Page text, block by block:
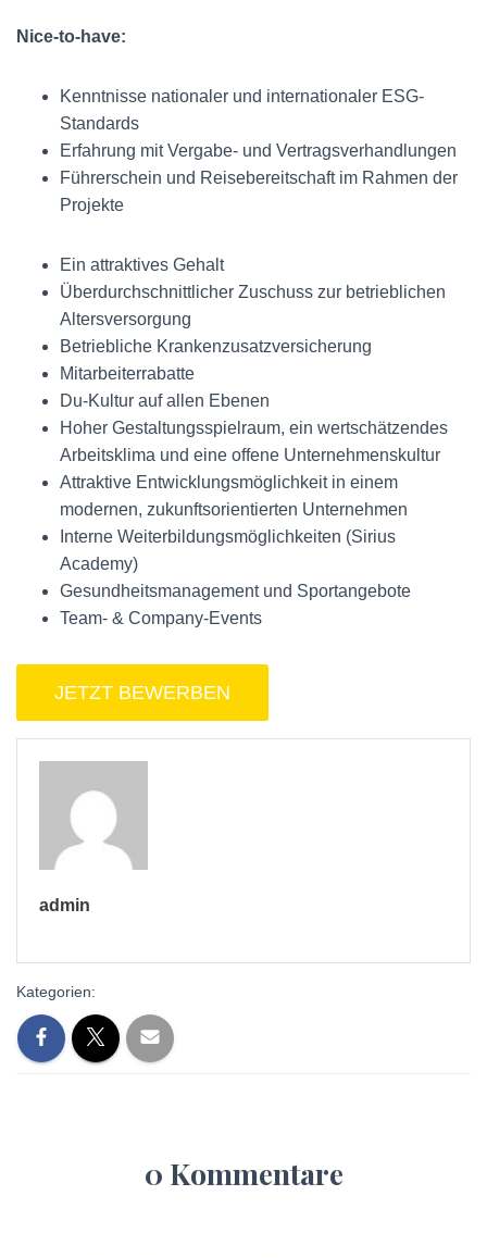
Nice-to-have:
Kenntnisse nationaler und internationaler ESG-
Standards
Erfahrung mit Vergabe- und Vertragsverhandlungen
Führerschein und Reisebereitschaft im Rahmen der
Projekte
Ein attraktives Gehalt
Überdurchschnittlicher Zuschuss zur betrieblichen
Altersversorgung
Betriebliche Krankenzusatzversicherung
Mitarbeiterrabatte
Du-Kultur auf allen Ebenen
Hoher Gestaltungsspielraum, ein wertschätzendes
Arbeitsklima und eine offene Unternehmenskultur
Attraktive Entwicklungsmöglichkeit in einem
modernen, zukunftsorientierten Unternehmen
Interne Weiterbildungsmöglichkeiten (Sirius
Academy)
Gesundheitsmanagement und Sportangebote
Team- & Company-Events
admin
Kategorien:
0 Kommentare